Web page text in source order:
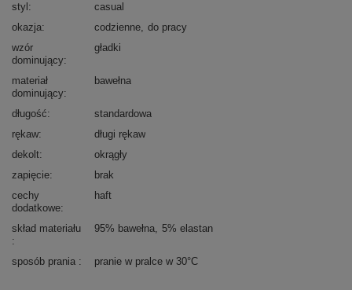
styl
casual
okazja
codzienne do pracy
wzór
dominujący
gładki
materiał
dominujący
bawełna
długość
standardowa
rękaw
długi rękaw
dekolt
okrągły
zapięcie
brak
cechy
dodatkowe
haft
skład materiału 95% bawełna 5% elastan
sposób prania pranie w pralce w 30°C